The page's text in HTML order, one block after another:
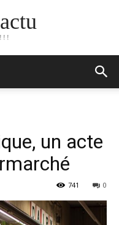
un acte
0
741